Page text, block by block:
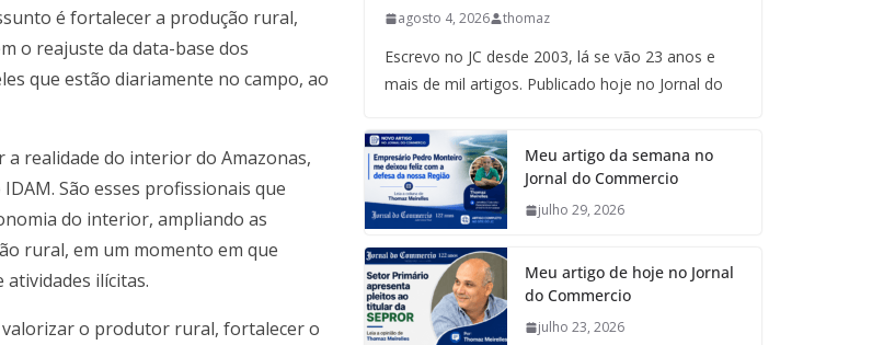
é fortalecer a produção rural,
o reajuste da data-base dos
que estão diariamente no campo, ao
realidade do interior do Amazonas,
São esses profissionais que
do interior, ampliando as
rural, em um momento em que
atividades ilícitas.
valorizar o produtor rural, fortalecer o
agosto 4, 2026 thomaz
Escrevo no JC desde 2003, lá se vão 23 anos e
mais de mil artigos. Publicado hoje no Jornal do
Meu artigo da semana no
Jornal do Commercio
julho 29, 2026
Meu artigo de hoje no Jornal
do Commercio
julho 23, 2026